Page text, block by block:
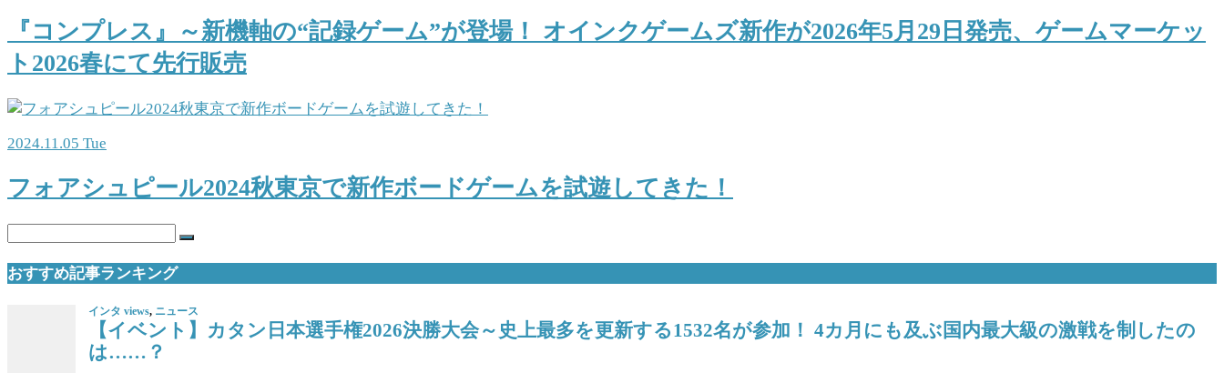
『コンプレス』～新機軸の“記録ゲーム”が登場！ オインクゲームズ新作が2026年5月29日発売、ゲームマーケッ
ト2026春にて先行販売
2024.11.05 Tue
フォアシュピール2024秋東京で新作ボードゲームを試遊してきた！
おすすめ記事ランキング